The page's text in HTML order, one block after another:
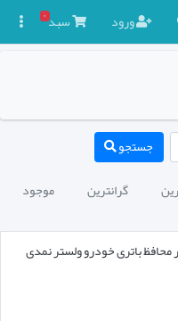
ورود سبد۰
جستجو
گرانترین موجود
محافظ باتری خودرو ولستر نمدی